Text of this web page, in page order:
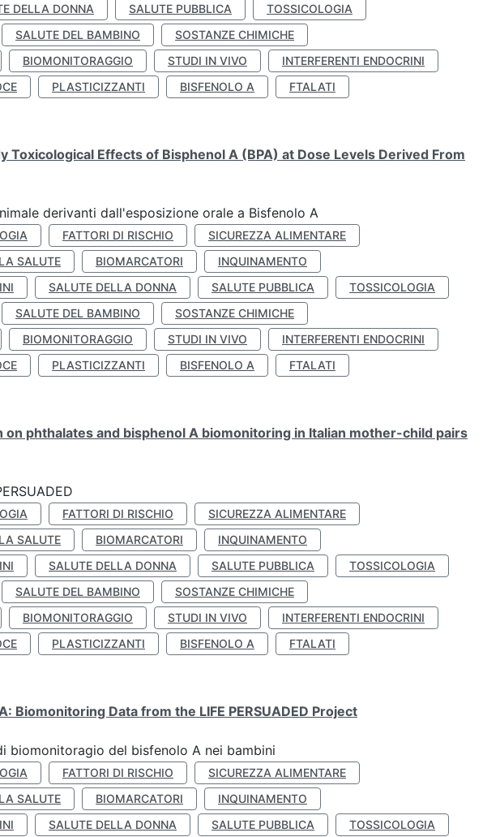
DELLA DONNA SALUTE PUBBLICA
TOSSICOLOGIA
SALUTE DEL BAMBINO
SOSTANZE CHIMICHE
BIOMONITORAGGIO STUDI IN VIVO
INTERFERENTI ENDOCRINI
PLASTICIZZANTI BISFENOLO A
FTALATI
Toxicological Effects of Bisphenol A (BPA) at Dose Levels Derived From
derivanti dall'esposizione orale a Bisfenolo A
FATTORI DI RISCHIO
SICUREZZA ALIMENTARE
SALUTE BIOMARCATORI
INQUINAMENTO
SALUTE DELLA DONNA SALUTE PUBBLICA
TOSSICOLOGIA
SALUTE DEL BAMBINO
SOSTANZE CHIMICHE
BIOMONITORAGGIO STUDI IN VIVO
INTERFERENTI ENDOCRINI
PLASTICIZZANTI BISFENOLO A
FTALATI
on phthalates and bisphenol A biomonitoring in Italian mother-child pairs
FATTORI DI RISCHIO
SICUREZZA ALIMENTARE
SALUTE BIOMARCATORI
INQUINAMENTO
SALUTE DELLA DONNA SALUTE PUBBLICA
TOSSICOLOGIA
SALUTE DEL BAMBINO
SOSTANZE CHIMICHE
BIOMONITORAGGIO STUDI IN VIVO
INTERFERENTI ENDOCRINI
PLASTICIZZANTI BISFENOLO A
FTALATI
Biomonitoring Data from the LIFE PERSUADED Project
biomonitoragio del bisfenolo A nei bambini
FATTORI DI RISCHIO
SICUREZZA ALIMENTARE
SALUTE BIOMARCATORI
INQUINAMENTO
SALUTE DELLA DONNA SALUTE PUBBLICA
TOSSICOLOGIA